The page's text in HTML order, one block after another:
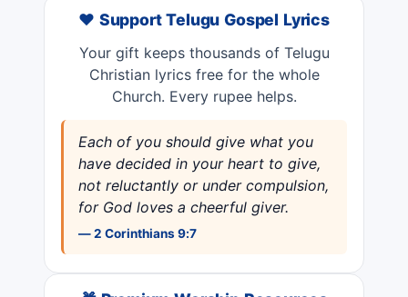
❤️ Support Telugu Gospel Lyrics
Your gift keeps thousands of Telugu
Christian lyrics free for the whole
Church. Every rupee helps.
Each of you should give what you
have decided in your heart to give,
not reluctantly or under compulsion,
for God loves a cheerful giver.
— 2 Corinthians 9:7